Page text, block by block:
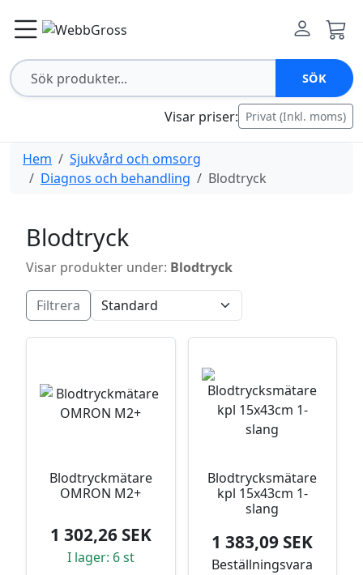
SÖK
Visar priser: Privat (Inkl. moms)
Hem
Sjukvård och omsorg
Diagnos och behandling
Blodtryck
Blodtryck
Visar produkter under: Blodtryck
Filtrera
Blodtryckmätare
OMRON M2+
1 302,26 SEK
I lager: 6 st
Blodtrycksmätare
kpl 15x43cm 1-
slang
1 383,09 SEK
Beställningsvara